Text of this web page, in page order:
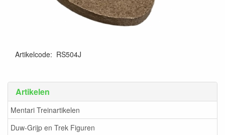
Artikelen
Mentari Treinartikelen
Duw-Grijp en Trek Figuren
Artikelcode: RS504J